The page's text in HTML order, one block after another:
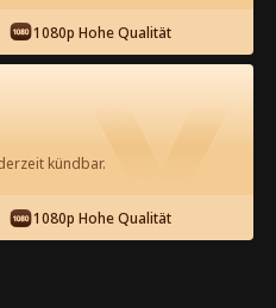
Tod fand ich
Film
30 31
1080p Hohe Qualität
kündbar.
1080p Hohe Qualität